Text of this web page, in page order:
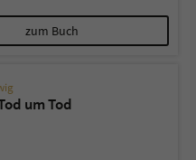
zum Buch
um Tod